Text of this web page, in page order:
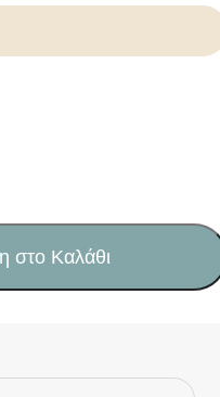
στο Καλάθι